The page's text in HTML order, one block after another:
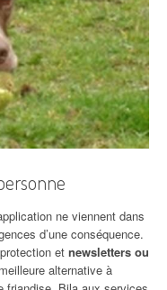
ne viennent dans
d’une conséquence.
et newsletters ou
alternative à